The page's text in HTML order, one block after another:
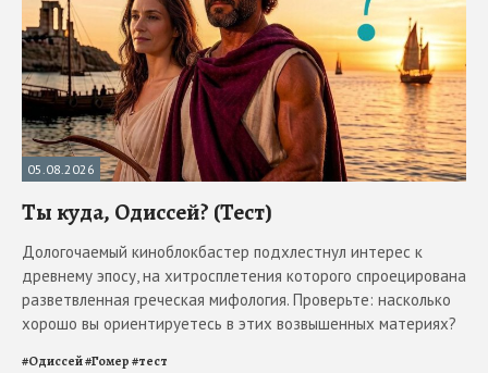
05.08.2026
Ты куда, Одиссей? (Тест)
Дологочаемый киноблокбастер подхлестнул интерес к
древнему эпосу, на хитросплетения которого спроецирована
разветвленная греческая мифология. Проверьте: насколько
хорошо вы ориентируетесь в этих возвышенных материях?
#Одиссей#Гомер#тест